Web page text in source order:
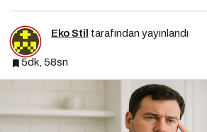
Eko Stil tarafından yayınlandı
5dk, 58sn